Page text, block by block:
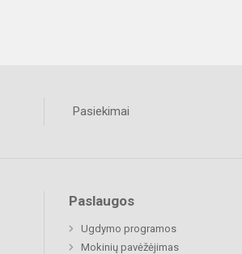
Pasiekimai
Paslaugos
Ugdymo programos
Mokinių pavėžėjimas